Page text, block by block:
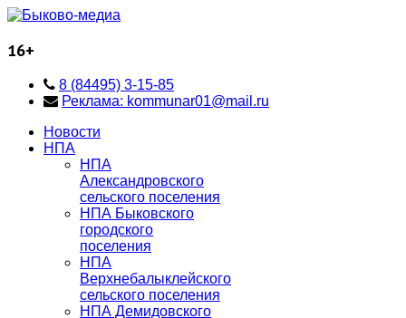
16+
8 (84495) 3-15-85
Реклама: kommunar01@mail.ru
Новости
НПА
НПА
Александровского
сельского поселения
НПА Быковского
городского
поселения
НПА
Верхнебалыклейского
сельского поселения
НПА Демидовского